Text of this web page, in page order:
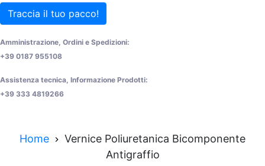
Traccia il tuo pacco!
Amministrazione, Ordini e Spedizioni:
+39 0187 955108
Assistenza tecnica, Informazione Prodotti:
+39 333 4819266
Home
Vernice Poliuretanica Bicomponente
Antigraffio